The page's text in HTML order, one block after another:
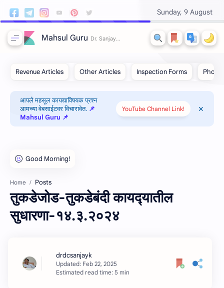
Sunday, 9 August
Mahsul Guru
आपले महसूल कायद्याविषयक प्रश्न
आमच्या वेबसाईटवर विचारावेत. 📌
Mahsul Guru 📌
YouTube Channel Link!
Home Posts
तुकडेजोड-तुकडेबंदी कायद्‍यातील
सुधारणा-१४.३.२०२४
Estimated read time: 5 min